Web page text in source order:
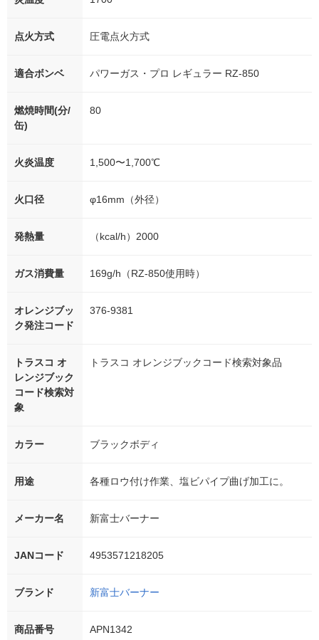
点火方式 圧電点火方式
適合ボンベ パワーガス・プロ レギュラー RZ-850
燃焼時間(分/
缶)
80
火炎温度 1,500〜1,700℃
火口径 φ16mm（外径）
発熱量 （kcal/h）2000
ガス消費量 169g/h（RZ-850使用時）
オレンジブッ
ク発注コード
376-9381
トラスコ オ
レンジブック
コード検索対
象
トラスコ オレンジブックコード検索対象品
カラー ブラックボディ
用途 各種ロウ付け作業、塩ビパイプ曲げ加工に。
メーカー名 新富士バーナー
JANコード 4953571218205
ブランド 新富士バーナー
商品番号 APN1342